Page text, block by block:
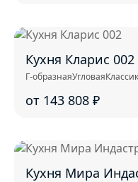
Кухня Кларис 002
Г-образнаяУгловая
от 143 808 ₽
Кухня Мира